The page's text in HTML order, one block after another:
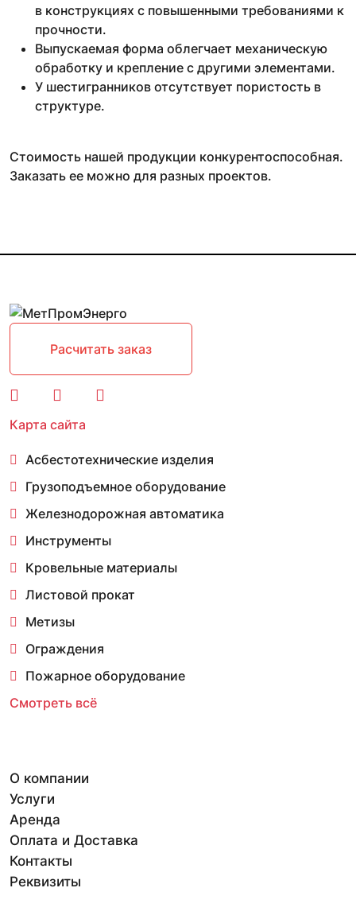
в конструкциях с повышенными требованиями к
прочности.
Выпускаемая форма облегчает механическую
обработку и крепление с другими элементами.
У шестигранников отсутствует пористость в
структуре.
Стоимость нашей продукции конкурентоспособная.
Заказать ее можно для разных проектов.
Расчитать заказ
Карта сайта
Асбестотехнические изделия
Грузоподъемное оборудование
Железнодорожная автоматика
Инструменты
Кровельные материалы
Листовой прокат
Метизы
Ограждения
Пожарное оборудование
Смотреть всё
О компании
Услуги
Аренда
Оплата и Доставка
Контакты
Реквизиты